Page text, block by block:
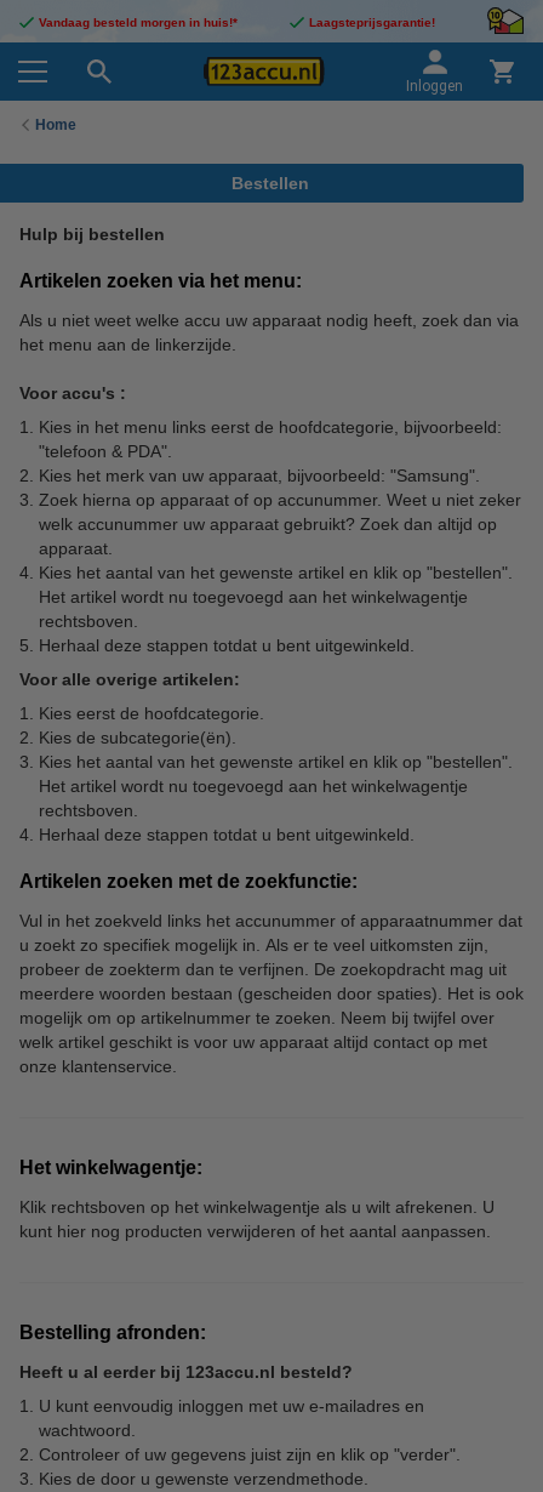
Vandaag besteld morgen in huis!* Laagsteprijsgarantie!
Inloggen
Home
Bestellen
Hulp bij bestellen
Artikelen zoeken via het menu:
Als u niet weet welke accu uw apparaat nodig heeft, zoek dan via
het menu aan de linkerzijde.
Voor accu's :
Kies in het menu links eerst de hoofdcategorie, bijvoorbeeld:
"telefoon & PDA".
Kies het merk van uw apparaat, bijvoorbeeld: "Samsung".
Zoek hierna op apparaat of op accunummer. Weet u niet zeker
welk accunummer uw apparaat gebruikt? Zoek dan altijd op
apparaat.
Kies het aantal van het gewenste artikel en klik op "bestellen".
Het artikel wordt nu toegevoegd aan het winkelwagentje
rechtsboven.
Herhaal deze stappen totdat u bent uitgewinkeld.
Voor alle overige artikelen:
Kies eerst de hoofdcategorie.
Kies de subcategorie(ën).
Kies het aantal van het gewenste artikel en klik op "bestellen".
Het artikel wordt nu toegevoegd aan het winkelwagentje
rechtsboven.
Herhaal deze stappen totdat u bent uitgewinkeld.
Artikelen zoeken met de zoekfunctie:
Vul in het zoekveld links het accunummer of apparaatnummer dat
u zoekt zo specifiek mogelijk in. Als er te veel uitkomsten zijn,
probeer de zoekterm dan te verfijnen. De zoekopdracht mag uit
meerdere woorden bestaan (gescheiden door spaties). Het is ook
mogelijk om op artikelnummer te zoeken. Neem bij twijfel over
welk artikel geschikt is voor uw apparaat altijd contact op met
onze klantenservice.
Het winkelwagentje:
Klik rechtsboven op het winkelwagentje als u wilt afrekenen. U
kunt hier nog producten verwijderen of het aantal aanpassen.
Bestelling afronden:
Heeft u al eerder bij 123accu.nl besteld?
U kunt eenvoudig inloggen met uw e-mailadres en
wachtwoord.
Controleer of uw gegevens juist zijn en klik op "verder".
Kies de door u gewenste verzendmethode.